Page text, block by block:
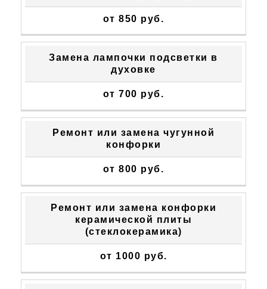
от 850 руб.
Замена лампочки подсветки в
духовке
от 700 руб.
Ремонт или замена чугунной
конфорки
от 800 руб.
Ремонт или замена конфорки
керамической плиты
(стеклокерамика)
от 1000 руб.